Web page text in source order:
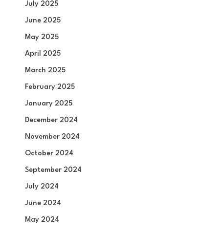
July 2025
June 2025
May 2025
April 2025
March 2025
February 2025
January 2025
December 2024
November 2024
October 2024
September 2024
July 2024
June 2024
May 2024